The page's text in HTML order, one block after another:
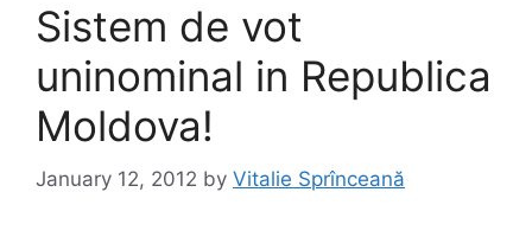
Sistem de vot
uninominal in Republica
Moldova!
January 12, 2012 by Vitalie Sprînceană